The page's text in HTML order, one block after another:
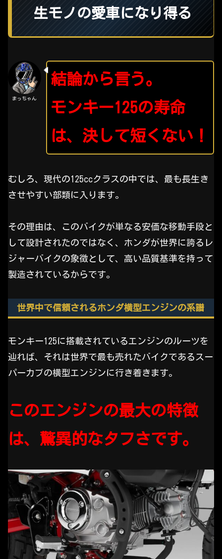
生モノの愛車になり得る
まっちゃん
結論から言う。
モンキー125の寿命
は、決して短くない！
むしろ、現代の125ccクラスの中では、最も長生き
させやすい部類に入ります。
その理由は、このバイクが単なる安価な移動手段と
して設計されたのではなく、ホンダが世界に誇るレ
ジャーバイクの象徴として、高い品質基準を持って
製造されているからです。
世界中で信頼されるホンダ横型エンジンの系譜
モンキー125に搭載されているエンジンのルーツを
辿れば、それは世界で最も売れたバイクであるスー
パーカブの横型エンジンに行き着きます。
このエンジンの最大の特徴
は、驚異的なタフさです。